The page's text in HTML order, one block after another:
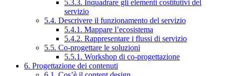
5.3.3. Inquadrare gli elementi costitutivi del
servizio
5.4. Descrivere il funzionamento del servizio
5.4.1. Mappare l’ecosistema
5.4.2. Rappresentare i flussi di servizio
5.5. Co-progettare le soluzioni
5.5.1. Workshop di co-progettazione
6. Progettazione dei contenuti